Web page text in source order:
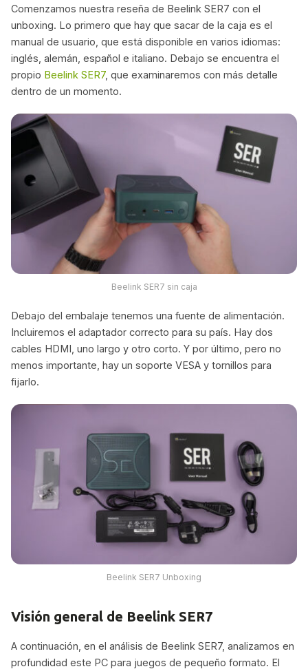
Comenzamos nuestra reseña de Beelink SER7 con el
unboxing. Lo primero que hay que sacar de la caja es el
manual de usuario, que está disponible en varios idiomas:
inglés, alemán, español e italiano. Debajo se encuentra el
propio Beelink SER7, que examinaremos con más detalle
dentro de un momento.
Beelink SER7 sin caja
Debajo del embalaje tenemos una fuente de alimentación.
Incluiremos el adaptador correcto para su país. Hay dos
cables HDMI, uno largo y otro corto. Y por último, pero no
menos importante, hay un soporte VESA y tornillos para
fijarlo.
Beelink SER7 Unboxing
Visión general de Beelink SER7
A continuación, en el análisis de Beelink SER7, analizamos en
profundidad este PC para juegos de pequeño formato. El